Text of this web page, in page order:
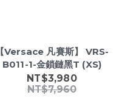
【Versace 凡賽斯】 VRS-
B011-1-金鎖鏈黑T (XS)
NT$3,980
NT$7,960